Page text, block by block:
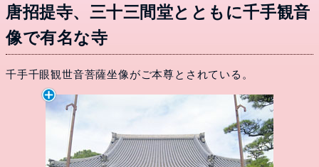
唐招提寺、三十三間堂とともに千手観音
像で有名な寺
千手千眼観世音菩薩坐像がご本尊とされている。